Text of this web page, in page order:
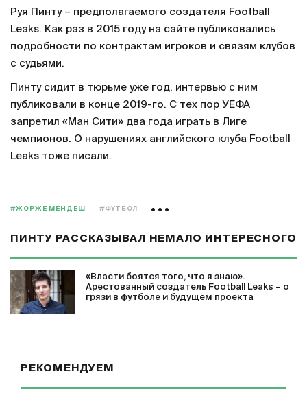
Руя Пинту – предполагаемого создателя Football
Leaks. Как раз в 2015 году на сайте публиковались
подробности по контрактам игроков и связям клубов
с судьями.
Пинту сидит в тюрьме уже год, интервью с ним
публиковали в конце 2019-го. С тех пор УЕФА
запретил «Ман Сити» два года играть в Лиге
чемпионов. О нарушениях английского клуба Football
Leaks тоже писали.
#ЖОРЖЕ МЕНДЕШ #ФУТБОЛ
ПИНТУ РАССКАЗЫВАЛ НЕМАЛО ИНТЕРЕСНОГО
«Власти боятся того, что я знаю».
Арестованный создатель Football Leaks – о
грязи в футболе и будущем проекта
РЕКОМЕНДУЕМ